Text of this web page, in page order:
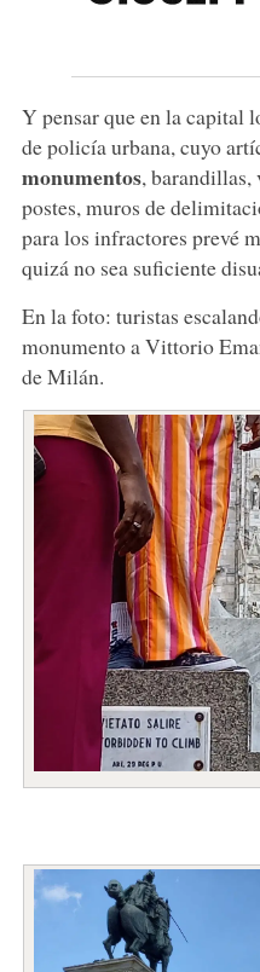
Y pensar que en la capital
de policía urbana, cuyo
monumentos, barandillas,
postes, muros de
para los infractores prevé
quizá no sea suficiente
En la foto: turistas
monumento a Vittorio
de Milán.